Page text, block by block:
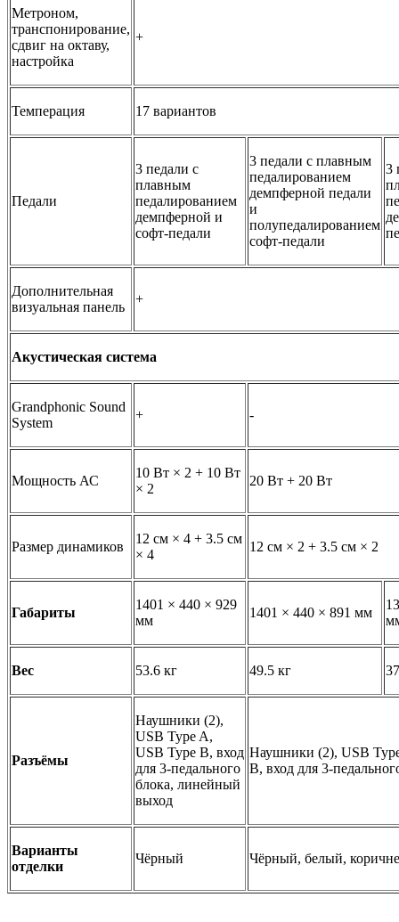
Метроном,
транспонирование,
сдвиг на октаву,
настройка
+
Темперация 17 вариантов
Педали
3 педали с
плавным
педалированием
демпферной и
софт-педали
3 педали с плавным
педалированием
демпферной педали
и
полупедалированием
софт-педали
3
Дополнительная
визуальная панель
+
Акустическая система
Grandphonic Sound
System
+ -
Мощность АС
10 Вт × 2 + 10 Вт
× 2
20 Вт + 20 Вт
Размер динамиков
12 см × 4 + 3.5 см
× 4
12 см × 2 + 3.5 см × 2
Габариты
1401 × 440 × 929
мм
1401 × 440 × 891 мм
Вес 53.6 кг 49.5 кг
Разъёмы
Наушники (2),
USB Type A,
USB Type B, вход
для 3-педального
блока, линейный
выход
Наушники (2), USB
B, вход для 3-
Варианты
отделки
Чёрный Чёрный, белый,